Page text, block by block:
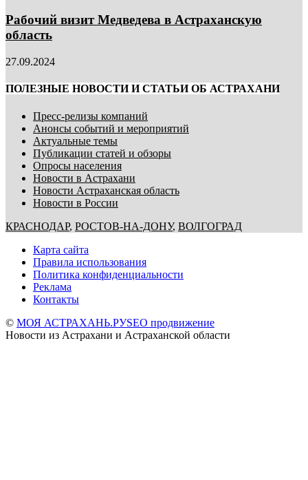
Рабочий визит Медведева в Астраханскую
область
27.09.2024
ПОЛЕЗНЫЕ НОВОСТИ И СТАТЬИ ОБ АСТРАХАНИ
Пресс-релизы компаний
Анонсы событий и мероприятий
Актуальные темы
Публикации статей и обзоры
Опросы населения
Новости в Астрахани
Новости Астраханская область
Новости в России
КРАСНОДАР, РОСТОВ-НА-ДОНУ, ВОЛГОГРАД
Карта сайта
Правила использования
Политика конфиденциальности
Реклама
Контакты
© МОЯ АСТРАХАНЬ.РУSEO продвижение
Новости из Астрахани и Астраханской области